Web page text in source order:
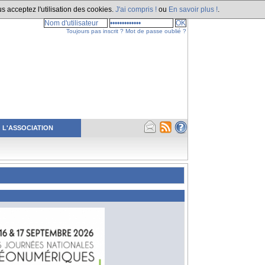
acceptez l'utilisation des cookies. J'ai compris ! ou En savoir plus !
L'ASSOCIATION
Toujours pas inscrit ? Mot de passe oublié ?